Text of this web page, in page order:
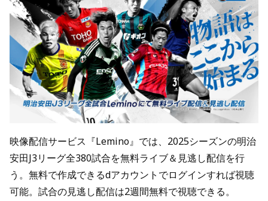
映像配信サービス『Lemino』では、2025シーズンの明治
安田J3リーグ全380試合を無料ライブ＆見逃し配信を行
う。無料で作成できるdアカウントでログインすれば視聴
可能。試合の見逃し配信は2週間無料で視聴できる。